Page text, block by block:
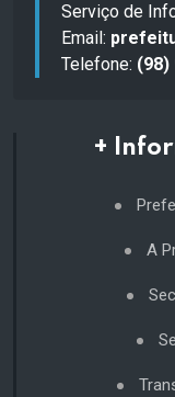
Serviço de
Email:
Telefone: (98)
+
A